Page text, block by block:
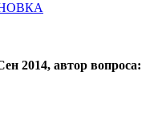
2014, автор вопроса: